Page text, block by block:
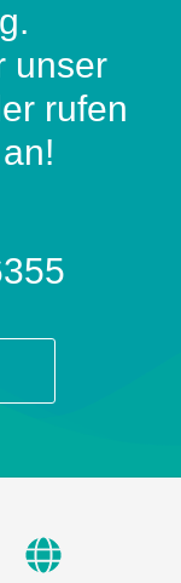
unser
rufen